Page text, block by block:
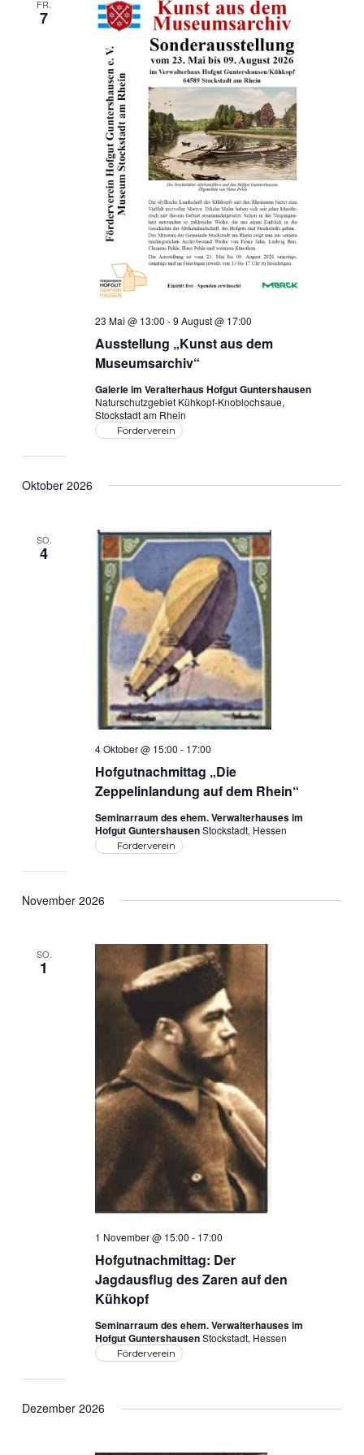
FR.
7
Ausstellung „Kunst aus dem
Museumsarchiv“
23 Mai @ 13:00 -9 August @ 17:00
Galerie im Veralterhaus Hofgut Guntershausen
Naturschutzgebiet Kühkopf-Knoblochsaue,
Stockstadt am Rhein
Förderverein
Oktober 2026
SO.
4
Hofgutnachmittag „Die
Zeppelinlandung auf dem Rhein“
4 Oktober @ 15:00 - 17:00
Seminarraum des ehem. Verwalterhauses im
Hofgut GuntershausenStockstadt, Hessen
Förderverein
November 2026
SO.
1
Hofgutnachmittag: Der
Jagdausflug des Zaren auf den
Kühkopf
1 November @ 15:00 - 17:00
Seminarraum des ehem. Verwalterhauses im
Hofgut GuntershausenStockstadt, Hessen
Förderverein
Dezember 2026